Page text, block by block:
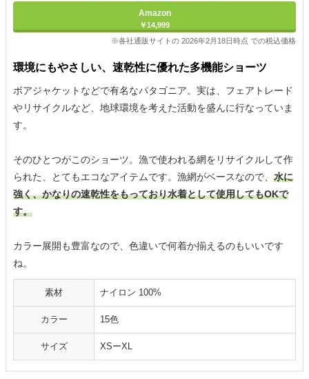
Amazon
￥14,999
※各社通販サイトの 2026年2月18日時点 での税込価格
環境にもやさしい、速乾性に優れた多機能ショーツ
ボアジャケットなどで有名なパタゴニア。実は、フェアトレード
やリサイクルなど、地球環境を考えた活動を盛んに行なっていま
す。
そのひとつがこのショーツ。漁で使われる網をリサイクルして作
られた、とてもエコなアイテムです。漁網がベースなので、 水に
強く、かなりの速乾性をもっており水着として使用してもOKで
す。
カラー展開も豊富なので、色違いで何着か揃えるのもいいです
ね。
素材 ナイロン 100%
カラー 15色
サイズ XSーXL